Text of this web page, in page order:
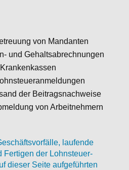
von Mandanten
und Gehaltsabrechnungen
der Beitragsnachweise
von Arbeitnehmern
laufende
Fertigen der Lohnsteuer-
dieser Seite aufgeführten